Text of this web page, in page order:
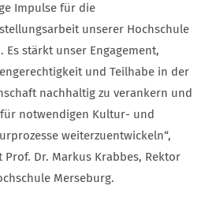
Impulse für die
unserer Hochschule
Es stärkt unser Engagement,
und Teilhabe in der
nachhaltig zu verankern und
notwendigen Kultur- und
weiterzuentwickeln“,
Prof. Dr. Markus Krabbes, Rektor
Merseburg.